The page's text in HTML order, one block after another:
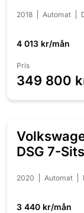
2018 Automat
4 013 kr/mån
Pris
349 800
DSG 7-
2020 Automat
3 440 kr/mån